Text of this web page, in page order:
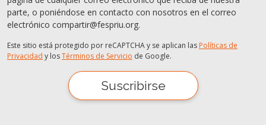
parte, o poniéndose en contacto con nosotros en el correo
electrónico compartir@fespriu.org.
Este sitio está protegido por reCAPTCHA y se aplican las Políticas de
Privacidad y losTérminos de Servicio de Google.